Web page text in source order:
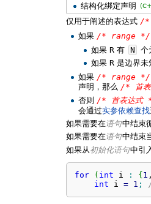
结构化绑定声明
仅用于阐述的表达式 /*
如果 /* range */
如果 R有 N 个
如果 R是边界未
如果 /* range */
声明，那么 /* 首
否则 /* 首表达式
会通过实参依赖查找
如果需要在语句中结束
如果需要在语句中结束
如果从 初始化语句中引
for ( int i : { 1
int i = 1 ;